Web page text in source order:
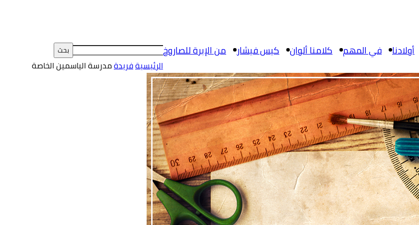
أولادنا في المهم كلامنا ألوان كيس فيشار من الإبرة للصاروخ
الرئيسيةفريدةمدرسة الياسمين الخاصة